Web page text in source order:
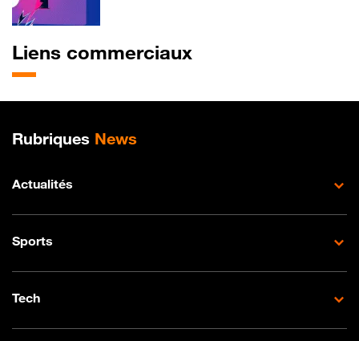
Liens commerciaux
Plan de site
Rubriques News
Actualités
Sports
Tech